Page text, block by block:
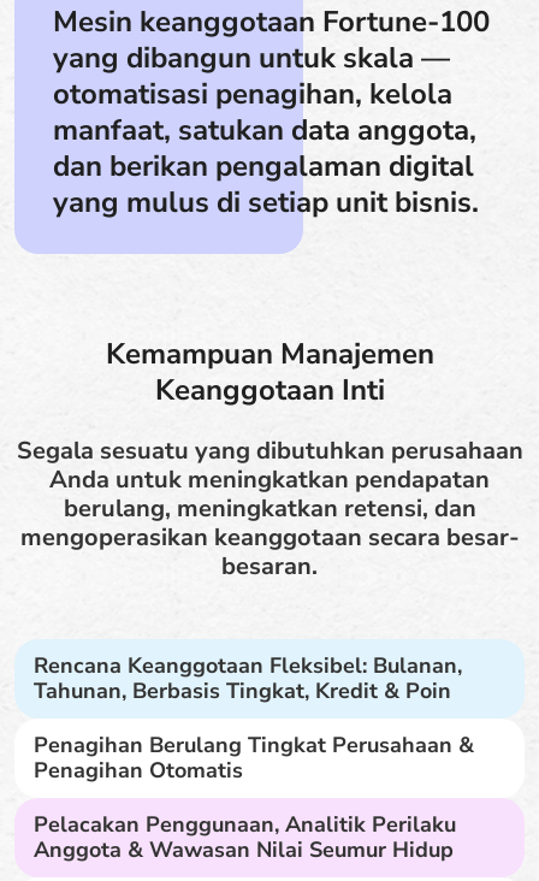
Mesin keanggotaan Fortune-100
yang dibangun untuk skala —
otomatisasi penagihan, kelola
manfaat, satukan data anggota,
dan berikan pengalaman digital
yang mulus di setiap unit bisnis.
Kemampuan Manajemen
Keanggotaan Inti
Segala sesuatu yang dibutuhkan perusahaan
Anda untuk meningkatkan pendapatan
berulang, meningkatkan retensi, dan
mengoperasikan keanggotaan secara besar-
besaran.
Rencana Keanggotaan Fleksibel: Bulanan,
Tahunan, Berbasis Tingkat, Kredit & Poin
Penagihan Berulang Tingkat Perusahaan &
Penagihan Otomatis
Pelacakan Penggunaan, Analitik Perilaku
Anggota & Wawasan Nilai Seumur Hidup